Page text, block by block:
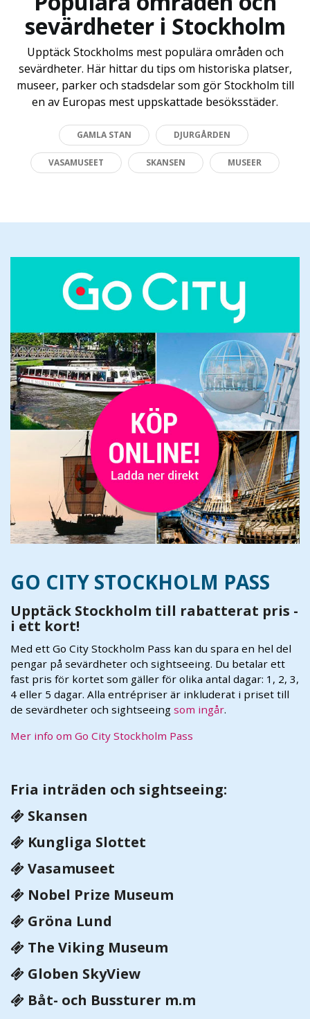
sevärdheter i Stockholm
Upptäck Stockholms mest populära områden och
sevärdheter. Här hittar du tips om historiska platser,
museer, parker och stadsdelar som gör Stockholm till
en av Europas mest uppskattade besöksstäder.
GAMLA STAN DJURGÅRDEN
VASAMUSEET SKANSEN MUSEER
GO CITY STOCKHOLM PASS
Upptäck Stockholm till rabatterat pris -
i ett kort!
Med ett Go City Stockholm Pass kan du spara en hel del
pengar på sevärdheter och sightseeing. Du betalar ett
fast pris för kortet som gäller för olika antal dagar: 1, 2, 3,
4 eller 5 dagar. Alla entrépriser är inkluderat i priset till
de sevärdheter och sightseeing som ingår.
Mer info om Go City Stockholm Pass
Fria inträden och sightseeing:
Skansen
Kungliga Slottet
Vasamuseet
Nobel Prize Museum
Gröna Lund
The Viking Museum
Globen SkyView
Båt- och Bussturer m.m